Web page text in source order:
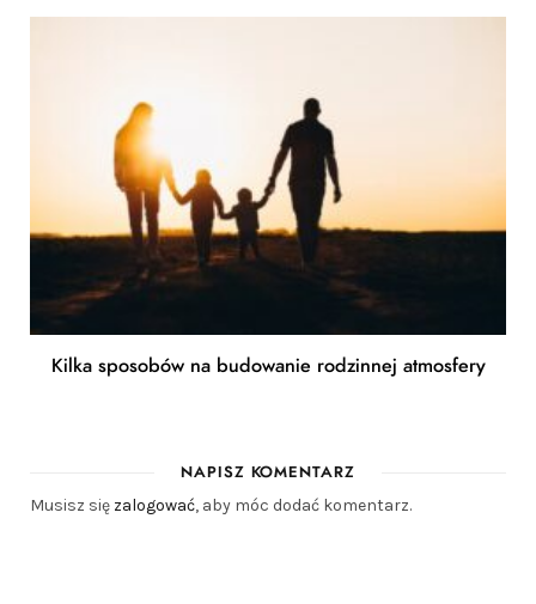
Kilka sposobów na budowanie rodzinnej atmosfery
NAPISZ KOMENTARZ
Musisz się zalogować, aby móc dodać komentarz.